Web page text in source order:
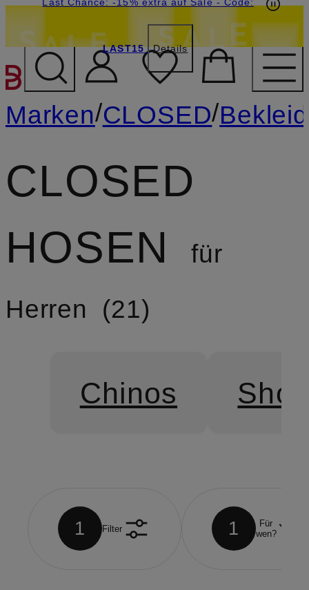
ZUM HAUPTINHALT
LAST15 Details
Marken/CLOSED/
CLOSED
HOSEN
für
Herren
21
Chinos
1 Filter 1
Für
wen?